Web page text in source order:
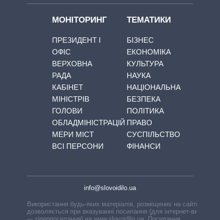
МОНІТОРИНГ
ПРЕЗИДЕНТ І
ОФІС
ВЕРХОВНА
РАДА
КАБІНЕТ
МІНІСТРІВ
ГОЛОВИ
ОБЛАДМІНІСТРАЦІЙ
МЕРИ МІСТ
ВСІ ПЕРСОНИ
ТЕМАТИКИ
БІЗНЕС
ЕКОНОМІКА
КУЛЬТУРА
НАУКА
НАЦІОНАЛЬНА
БЕЗПЕКА
ПОЛІТИКА
ПРАВО
СУСПІЛЬСТВО
ФІНАНСИ
info@slovoidilo.ua
Використання будь-яких матеріалів, розміщених на сайті,
дозволяється при вказуванні посилання (для інтернет-видань